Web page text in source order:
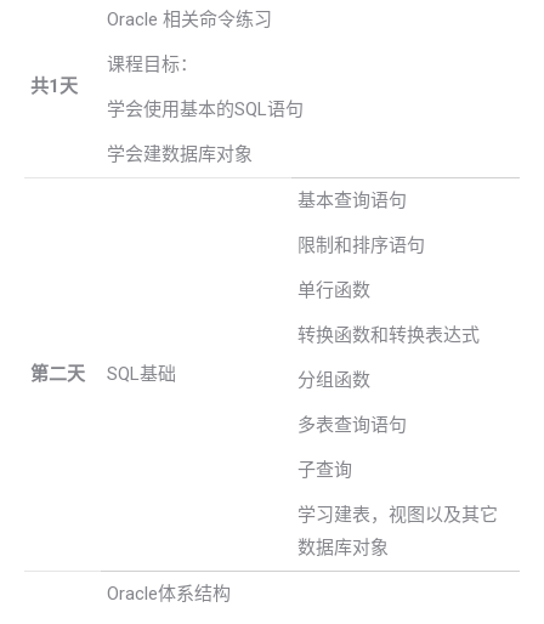
共1天
Oracle 相关命令练习
课程目标：
学会使用基本的SQL语句
学会建数据库对象
第二天 SQL基础
基本查询语句
限制和排序语句
单行函数
转换函数和转换表达式
分组函数
多表查询语句
子查询
学习建表，视图以及其它
数据库对象
Oracle体系结构